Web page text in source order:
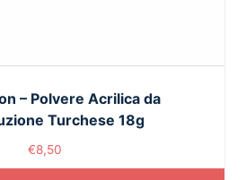
– Polvere Acrilica da
Turchese 18g
€8,50